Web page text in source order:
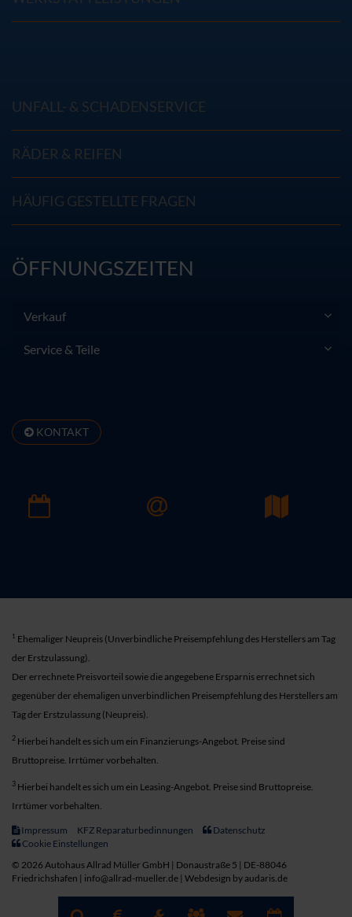
UNFALL- & SCHADENSERVICE
RÄDER & REIFEN
HÄUFIG GESTELLTE FRAGEN
ÖFFNUNGSZEITEN
Verkauf
Service & Teile
KONTAKT
1 Ehemaliger Neupreis (Unverbindliche Preisempfehlung des Herstellers am Tag
der Erstzulassung).
Der errechnete Preisvorteil sowie die angegebene Ersparnis errechnet sich
gegenüber der ehemaligen unverbindlichen Preisempfehlung des Herstellers am
Tag der Erstzulassung (Neupreis).
2 Hierbei handelt es sich um ein Finanzierungs-Angebot. Preise sind
Bruttopreise. Irrtümer vorbehalten.
3 Hierbei handelt es sich um ein Leasing-Angebot. Preise sind Bruttopreise.
Irrtümer vorbehalten.
Impressum KFZ Reparaturbedinnungen
Datenschutz
Cookie Einstellungen
© 2026 Autohaus Allrad Müller GmbH | Donaustraße 5 | DE-88046
Friedrichshafen | info@allrad-mueller.de | Webdesign by audaris.de